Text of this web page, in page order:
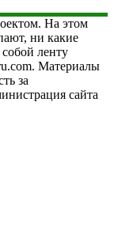
На этом
ни какие
ленту
Материалы
за
сайта